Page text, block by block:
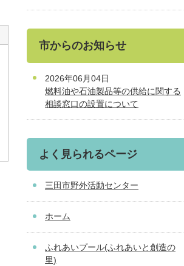
市からのお知らせ
2026年06月04日
燃料油や石油製品等の供給に関する
相談窓口の設置について
よく見られるページ
三田市野外活動センター
ホーム
ふれあいプール(ふれあいと創造の
里)